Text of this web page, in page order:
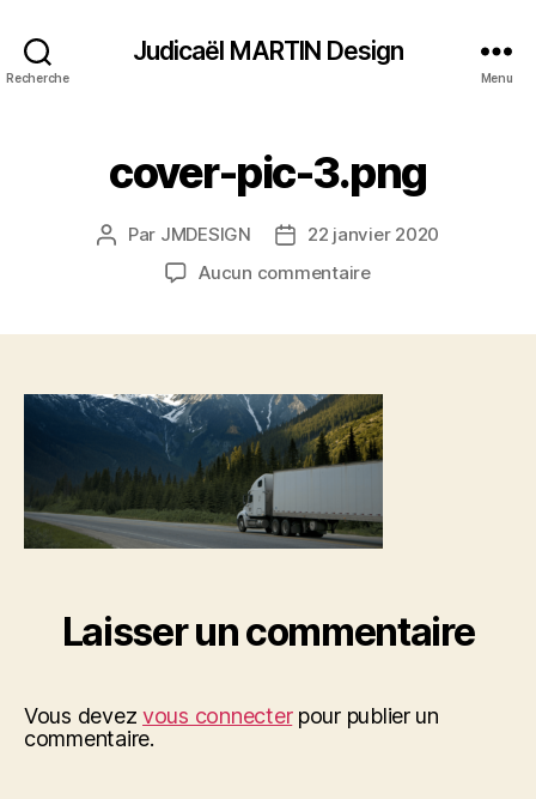
Recherche
Judicaël MARTIN Design
Menu
cover-pic-3.png
Auteur
Par JMDESIGN
Date22 janvier 2020
Aucun commentairesur
Laisser un commentaire
Vous devezvous connecterpour publier un
commentaire.